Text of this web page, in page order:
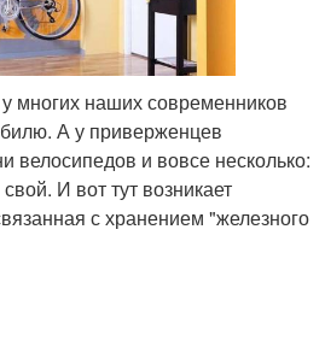
многих наших современников
А у приверженцев
велосипедов и вовсе несколько:
И вот тут возникает
с хранением "железного